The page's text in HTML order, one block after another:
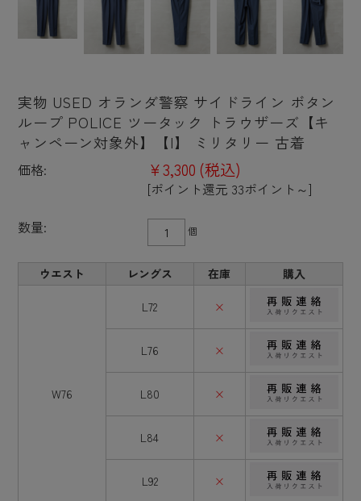
実物 USED オランダ警察 サイドライン ボタン
ループ POLICE ツータック トラウザーズ【キ
ャンペーン対象外】【I】 ミリタリー 古着
価格: ¥3,300 (税込)
[ポイント還元 33ポイント～]
数量:
個
ウエスト レングス 在庫 購入
W76
L72 ×
L76 ×
L80 ×
L84 ×
L92 ×